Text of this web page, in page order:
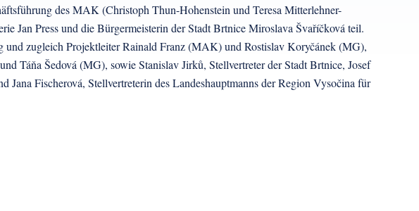
des MAK (Christoph Thun-Hohenstein und Teresa Mitterlehner-
Jan Press und die Bürgermeisterin der Stadt Brtnice Miroslava Švaříčková teil.
und zugleich Projektleiter Rainald Franz (MAK) und Rostislav Koryčánek (MG),
Táňa Šedová (MG), sowie Stanislav Jirků, Stellvertreter der Stadt Brtnice, Josef
Fischerová, Stellvertreterin des Landeshauptmanns der Region Vysočina für